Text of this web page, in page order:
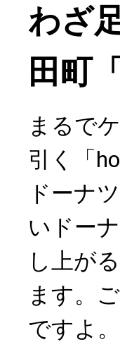
わざ
田町
まるで
引く「
ドーナ
いドー
し上が
ます。
ですよ。